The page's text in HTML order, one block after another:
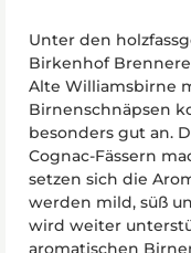
Unter den
Birkenhof
Alte Williamsbirne
Birnenschnäpsen
besonders gut an.
Cognac-Fässern
setzen sich die
werden mild, süß
wird weiter
aromatischen